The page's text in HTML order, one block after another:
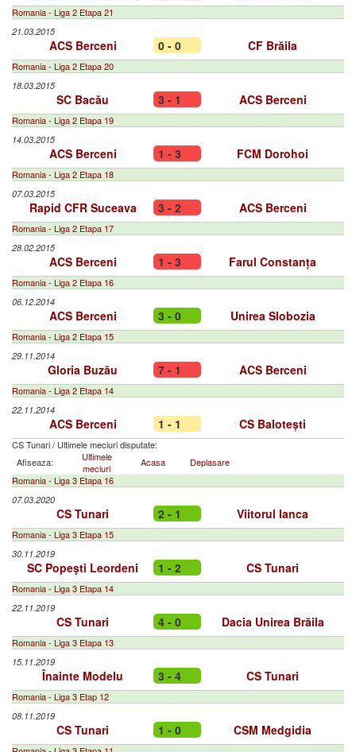
Romania - Liga 2 Etapa 21
21.03.2015
ACS Berceni 0 - 0 CF Brăila
Romania - Liga 2 Etapa 20
18.03.2015
SC Bacău 3 - 1 ACS Berceni
Romania - Liga 2 Etapa 19
14.03.2015
ACS Berceni 1 - 3 FCM Dorohoi
Romania - Liga 2 Etapa 18
07.03.2015
Rapid CFR Suceava 3 - 2 ACS Berceni
Romania - Liga 2 Etapa 17
28.02.2015
ACS Berceni 1 - 3 Farul Constanța
Romania - Liga 2 Etapa 16
06.12.2014
ACS Berceni 3 - 0 Unirea Slobozia
Romania - Liga 2 Etapa 15
29.11.2014
Gloria Buzău 7 - 1 ACS Berceni
Romania - Liga 2 Etapa 14
22.11.2014
ACS Berceni 1 - 1 CS Balotești
CS Tunari/ Ultimele meciuri disputate:
Afiseaza:
Ultimele
meciuri
Acasa
Deplasare
Romania - Liga 3 Etapa 16
07.03.2020
CS Tunari 2 - 1 Viitorul Ianca
Romania - Liga 3 Etapa 15
30.11.2019
SC Popeşti Leordeni 1 - 2 CS Tunari
Romania - Liga 3 Etapa 14
22.11.2019
CS Tunari 4 - 0 Dacia Unirea Brăila
Romania - Liga 3 Etapa 13
15.11.2019
Înainte Modelu 3 - 4 CS Tunari
Romania - Liga 3 Etap 12
08.11.2019
CS Tunari 1 - 0 CSM Medgidia